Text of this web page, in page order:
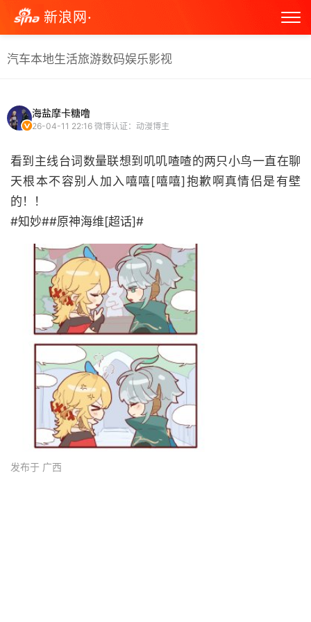
新浪网·
汽车本地生活旅游数码娱乐影视
海盐摩卡糖噜
26-04-11 22:16 微博认证：动漫博主
看到主线台词数量联想到叽叽喳喳的两只小鸟一直在聊
天根本不容别人加入嘻嘻[嘻嘻]抱歉啊真情侣是有壁
的！！
#知妙##原神海维[超话]# ​
发布于 广西